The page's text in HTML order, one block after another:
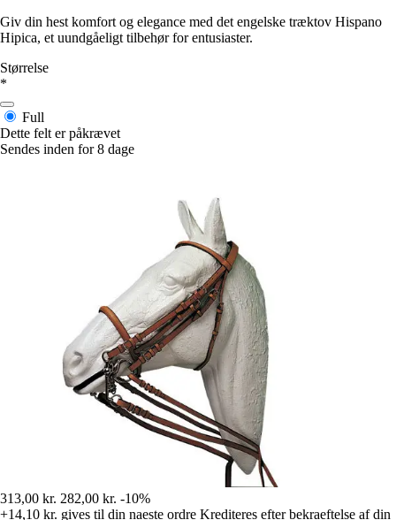
Giv din hest komfort og elegance med det engelske træktov Hispano
Hipica, et uundgåeligt tilbehør for entusiaster.
Størrelse
*
Full
Dette felt er påkrævet
Sendes inden for 8 dage
313,00 kr. 282,00 kr. -10%
+14,10 kr. gives til din naeste ordre Krediteres efter bekraeftelse af din